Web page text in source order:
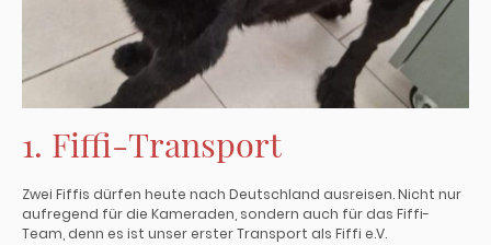
1. Fiffi-Transport
Zwei Fiffis dürfen heute nach Deutschland ausreisen. Nicht nur
aufregend für die Kameraden, sondern auch für das Fiffi-
Team, denn es ist unser erster Transport als Fiffi e.V.